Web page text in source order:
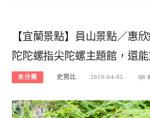
【宜蘭景點】員山景點／惠
陀陀螺指尖陀螺主題館，還
未分類 史努比 2019-04-05 0